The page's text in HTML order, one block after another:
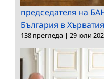
председателя на
България в Хърватия
138 прегледа | 29 юли